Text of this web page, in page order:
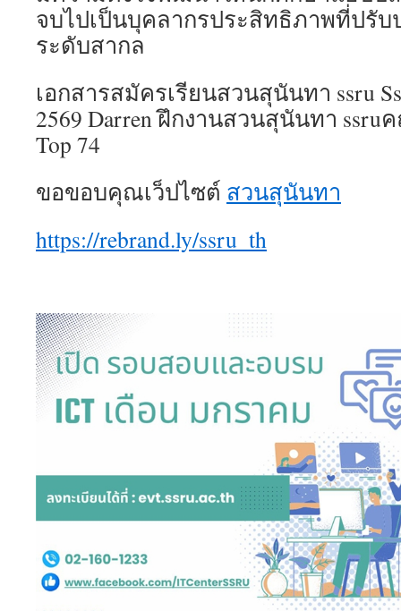
จบไปเป็นบุคลากรประสิทธิภาพที่ปรับ
ระดับสากล
เอกสารสมัครเรียนสวนสุนันทา ssru
2569 Darren ฝึกงานสวนสุนันทา
Top 74
ขอขอบคุณเว็ปไซต์ สวนสุนันทา
https://rebrand.ly/ssru_th